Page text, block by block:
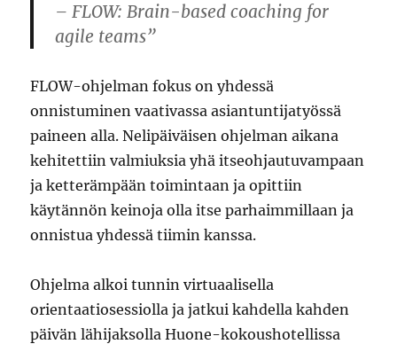
– FLOW: Brain-based coaching for
agile teams”
FLOW-ohjelman fokus on yhdessä
onnistuminen vaativassa asiantuntijatyössä
paineen alla. Nelipäiväisen ohjelman aikana
kehitettiin valmiuksia yhä itseohjautuvampaan
ja ketterämpään toimintaan ja opittiin
käytännön keinoja olla itse parhaimmillaan ja
onnistua yhdessä tiimin kanssa.
Ohjelma alkoi tunnin virtuaalisella
orientaatiosessiolla ja jatkui kahdella kahden
päivän lähijaksolla Huone-kokoushotellissa